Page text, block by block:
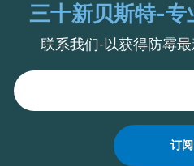
三十新贝斯特-专
联系我们-以获得防霉最
订阅